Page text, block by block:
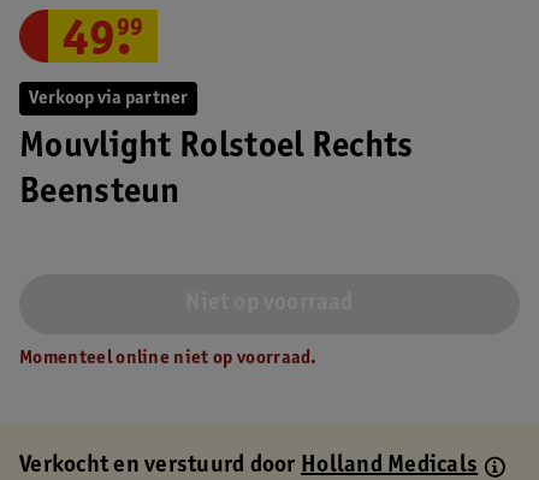
Verkoop via partner
Mouvlight Rolstoel Rechts
Beensteun
49.
99
Momenteel online niet op voorraad.
Verkocht en verstuurd doorHolland Medicals